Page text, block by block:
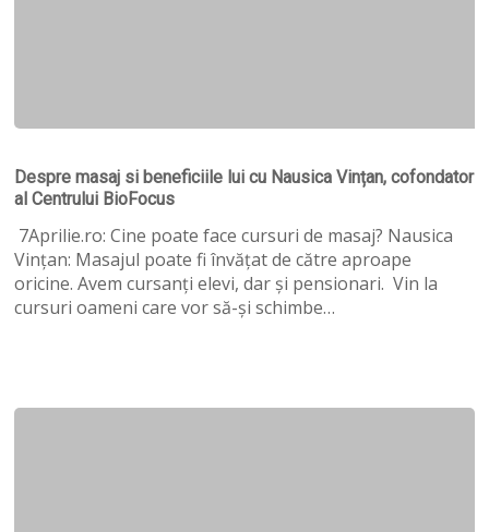
masaj
si
beneficiile
lui
cu
Nausica
Vințan,
BioFocus
Despre masaj si beneficiile lui cu Nausica Vințan, cofondator
al Centrului BioFocus
7Aprilie.ro: Cine poate face cursuri de masaj? Nausica
Vințan: Masajul poate fi învățat de către aproape
oricine. Avem cursanți elevi, dar și pensionari. Vin la
cursuri oameni care vor să-și schimbe…